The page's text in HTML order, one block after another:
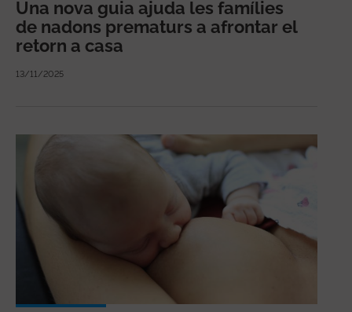
Una nova guia ajuda les famílies
de nadons prematurs a afrontar el
retorn a casa
13/11/2025